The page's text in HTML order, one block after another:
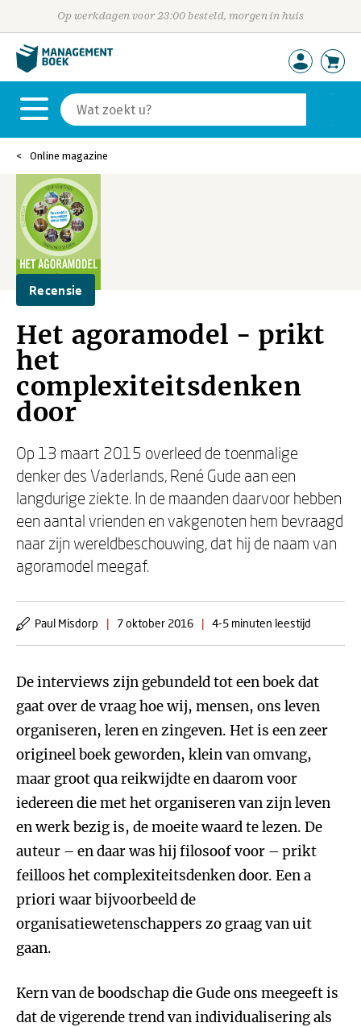
Op werkdagen voor 23:00 besteld, morgen in huis
Online magazine
Recensie
Het agoramodel - prikt
het
complexiteitsdenken
door
Op 13 maart 2015 overleed de toenmalige
denker des Vaderlands, René Gude aan een
langdurige ziekte. In de maanden daarvoor hebben
een aantal vrienden en vakgenoten hem bevraagd
naar zijn wereldbeschouwing, dat hij de naam van
agoramodel meegaf.
Paul Misdorp | 7 oktober 2016 | 4-5 minuten leestijd
De interviews zijn gebundeld tot een boek dat
gaat over de vraag hoe wij, mensen, ons leven
organiseren, leren en zingeven. Het is een zeer
origineel boek geworden, klein van omvang,
maar groot qua reikwijdte en daarom voor
iedereen die met het organiseren van zijn leven
en werk bezig is, de moeite waard te lezen. De
auteur – en daar was hij filosoof voor – prikt
feilloos het complexiteitsdenken door. Een a
priori waar bijvoorbeeld de
organisatiewetenschappers zo graag van uit
gaan.
Kern van de boodschap die Gude ons meegeeft is
dat de vigerende trend van individualisering als